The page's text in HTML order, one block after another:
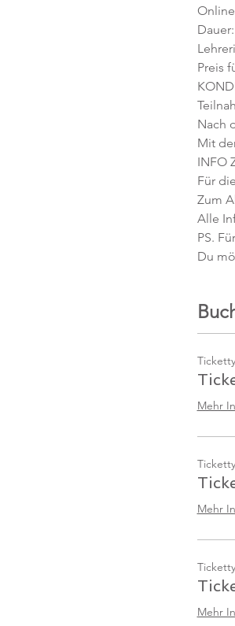
Preis
Nach
Mit
INFO
Für
Zum
Alle
PS.
Du
Mehr
Mehr
Mehr